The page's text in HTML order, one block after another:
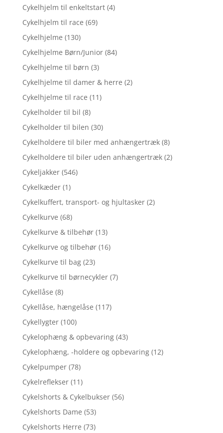
Cykelhjelm til enkeltstart (4)
Cykelhjelm til race (69)
Cykelhjelme (130)
Cykelhjelme Børn/Junior (84)
Cykelhjelme til børn (3)
Cykelhjelme til damer & herre (2)
Cykelhjelme til race (11)
Cykelholder til bil (8)
Cykelholder til bilen (30)
Cykelholdere til biler med anhængertræk (8)
Cykelholdere til biler uden anhængertræk (2)
Cykeljakker (546)
Cykelkæder (1)
Cykelkuffert, transport- og hjultasker (2)
Cykelkurve (68)
Cykelkurve & tilbehør (13)
Cykelkurve og tilbehør (16)
Cykelkurve til bag (23)
Cykelkurve til børnecykler (7)
Cykellåse (8)
Cykellåse, hængelåse (117)
Cykellygter (100)
Cykelophæng & opbevaring (43)
Cykelophæng, -holdere og opbevaring (12)
Cykelpumper (78)
Cykelreflekser (11)
Cykelshorts & Cykelbukser (56)
Cykelshorts Dame (53)
Cykelshorts Herre (73)